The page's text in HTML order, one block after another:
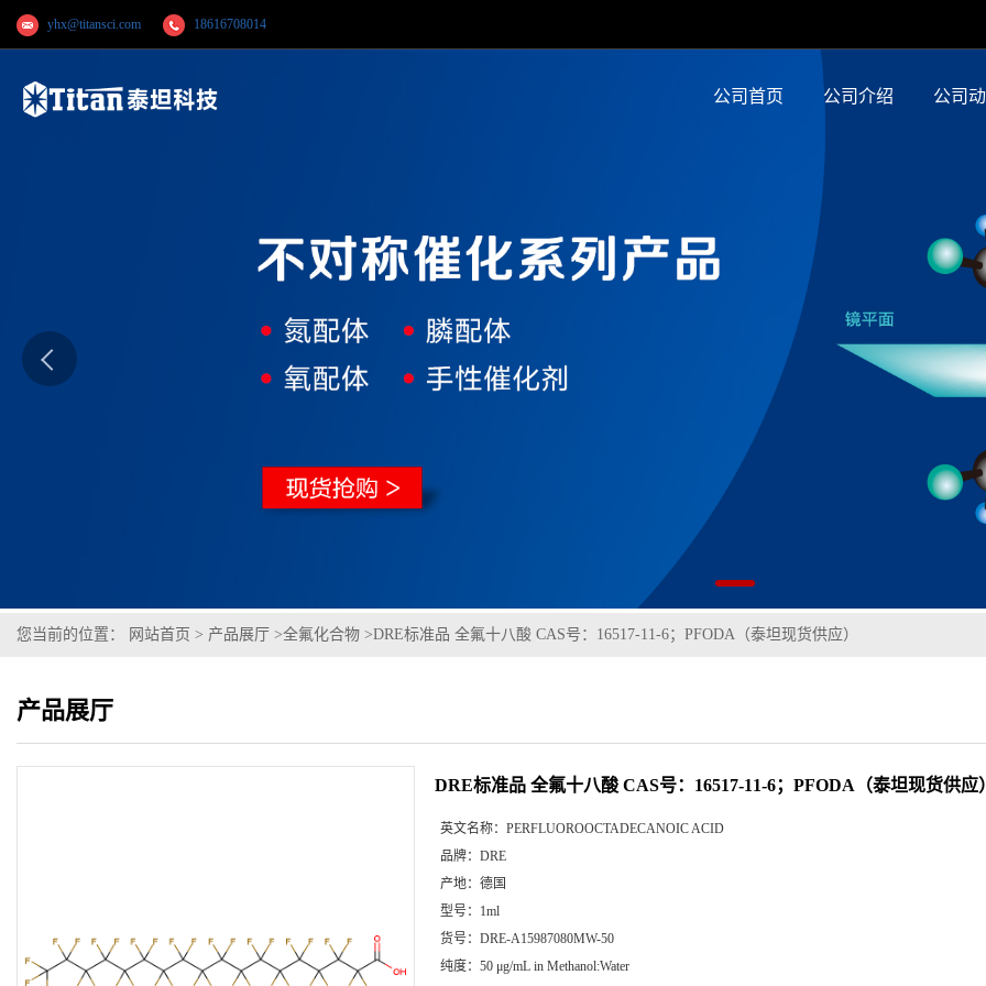
yhx@titansci.com 18616708014
公司首页 公司介绍 公司
您当前的位置： 网站首页 > 产品展厅 >全氟化合物 >DRE标准品 全氟十八酸 CAS号：16517-11-6；PFODA（泰坦现货供应）
产品展厅
DRE标准品 全氟十八酸 CAS号：16517-11-6；PFODA（泰坦现货供应
英文名称： PERFLUOROOCTADECANOIC ACID
品牌： DRE
产地： 德国
型号： 1ml
货号： DRE-A15987080MW-50
纯度： 50 μg/mL in Methanol:Water